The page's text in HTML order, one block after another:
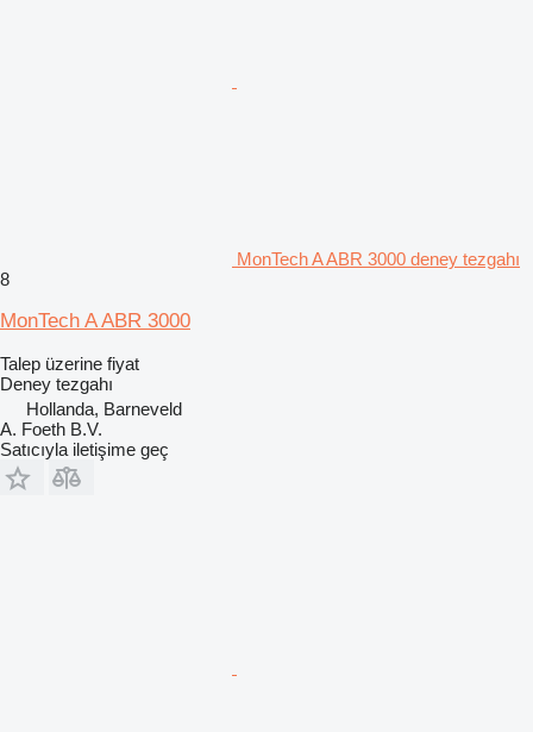
MonTech A ABR 3000 deney tezgahı
8
MonTech A ABR 3000
Talep üzerine fiyat
Deney tezgahı
Hollanda, Barneveld
A. Foeth B.V.
Satıcıyla iletişime geç